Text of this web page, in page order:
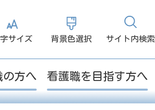
サイズ 背景色選択 サイト内検索
の方へ 看護職を目指す方へ